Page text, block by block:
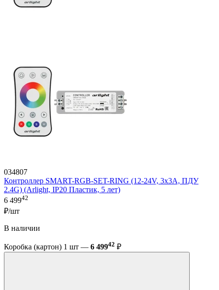
034807
Контроллер SMART-RGB-SET-RING (12-24V, 3x3A, ПДУ
2.4G) (Arlight, IP20 Пластик, 5 лет)
6 49942
₽/шт
В наличии
Коробка (картон) 1 шт — 6 49942 ₽